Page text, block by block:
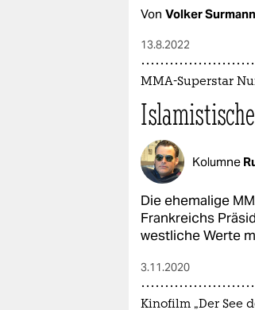
Von Volker Surmann
13.8.2022
MMA-Superstar
Kolumne
Die ehemalige
Frankreichs
westliche Werte
3.11.2020
Kinofilm „Der See